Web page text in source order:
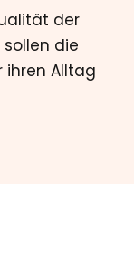
der
sollen die
ihren Alltag